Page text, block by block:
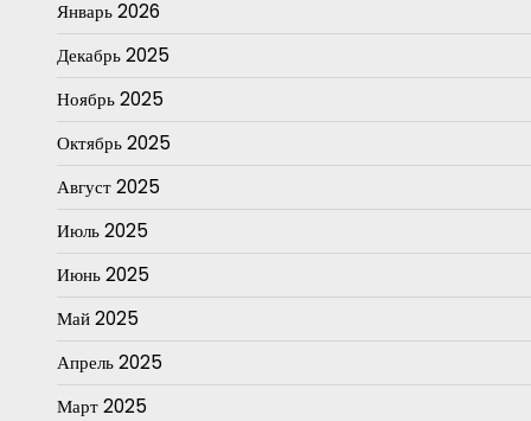
Январь 2026
Декабрь 2025
Ноябрь 2025
Октябрь 2025
Август 2025
Июль 2025
Июнь 2025
Май 2025
Апрель 2025
Март 2025